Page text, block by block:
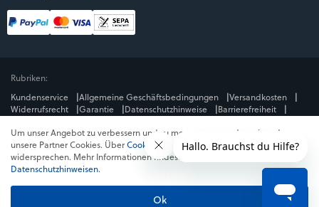
Rubriken:
Kundenservice
Allgemeine Geschäftsbedingungen
Versandkosten
Widerrufsrecht
Garantie Datenschutzhinweise
Barrierefreiheit
Mediengruppe:
GameStar
GamePro MeinMMO Get Hero
Jeuxvideo.com
© Webedia - alle Rechte vorbehalten
* Alle Preise enthalten die jeweilige Mehrwertsteuer. Gegebenenfalls fallen
an. Preise in Österreich und der Schweiz können abweichen.
Um unser Angebot zu verbessern und zu messen, verwenden wir und
unsere Partner Cookies. ÜberCookies ablehnenkannst du dem
widersprechen. Mehr Informationen findest du in unseren
Datenschutzhinweisen.
Ok